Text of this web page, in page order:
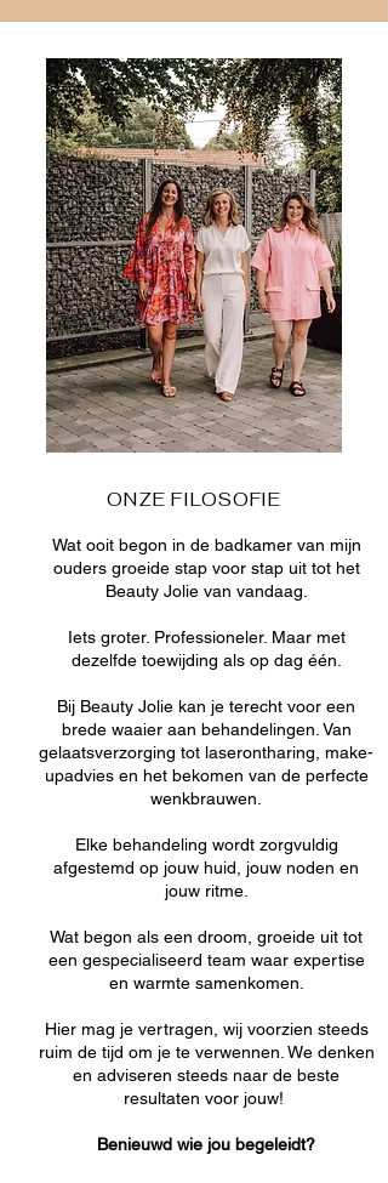
ONZE FILOSOFIE
Wat ooit begon in de badkamer van mijn
ouders groeide stap voor stap uit tot het
Beauty Jolie van vandaag.
Iets groter. Professioneler. Maar met
dezelfde toewijding als op dag één.
Bij ​ Beauty Jolie kan je terecht voor een
brede waaier aan behandelingen. Van
gelaatsverzorging tot laserontharing, make-
upadvies en het bekomen van de perfecte
wenkbrauwen.
Elke behandeling wordt zorgvuldig
afgestemd op jouw huid, jouw noden en
jouw ritme.
Wat begon als een droom, groeide uit tot
een gespecialiseerd team waar expertise
en warmte samenkomen.
Hier mag je vertragen, wij voorzien steeds
ruim de tijd om je te verwennen. We denken
en adviseren steeds naar de beste
resultaten voor jouw!
Benieuwd wie jou begeleidt?